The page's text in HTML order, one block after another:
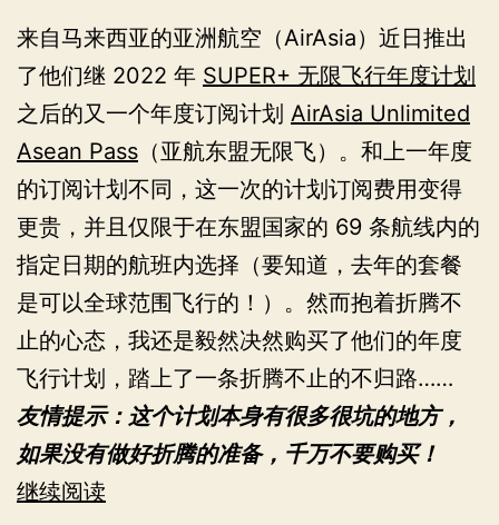
来自马来西亚的亚洲航空（AirAsia）近日推出
了他们继 2022 年 SUPER+ 无限飞行年度计划
之后的又一个年度订阅计划 AirAsia Unlimited
Asean Pass （亚航东盟无限飞）。和上一年度
的订阅计划不同，这一次的计划订阅费用变得
更贵，并且仅限于在东盟国家的 69 条航线内的
指定日期的航班内选择（要知道，去年的套餐
是可以全球范围飞行的！）。然而抱着折腾不
止的心态，我还是毅然决然购买了他们的年度
飞行计划，踏上了一条折腾不止的不归路……
友情提示：这个计划本身有很多很坑的地方，
如果没有做好折腾的准备，千万不要购买！
继续阅读